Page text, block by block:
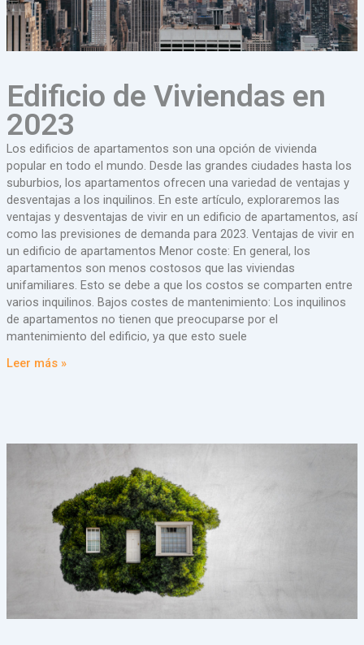
Edificio de Viviendas en
2023
Los edificios de apartamentos son una opción de vivienda
popular en todo el mundo. Desde las grandes ciudades hasta los
suburbios, los apartamentos ofrecen una variedad de ventajas y
desventajas a los inquilinos. En este artículo, exploraremos las
ventajas y desventajas de vivir en un edificio de apartamentos, así
como las previsiones de demanda para 2023. Ventajas de vivir en
un edificio de apartamentos Menor coste: En general, los
apartamentos son menos costosos que las viviendas
unifamiliares. Esto se debe a que los costos se comparten entre
varios inquilinos. Bajos costes de mantenimiento: Los inquilinos
de apartamentos no tienen que preocuparse por el
mantenimiento del edificio, ya que esto suele
Leer más »